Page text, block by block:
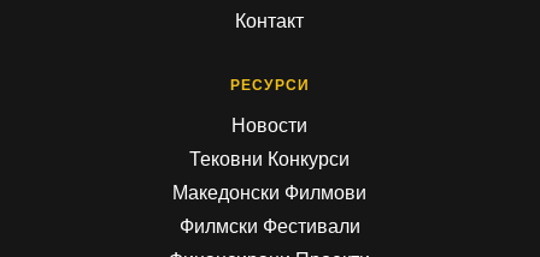
Контакт
РЕСУРСИ
Новости
Тековни Конкурси
Македонски Филмови
Филмски Фестивали